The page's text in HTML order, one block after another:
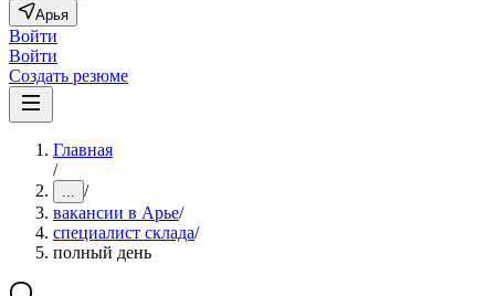
Арья
Войти
Войти
Создать резюме
Главная
/
... /
вакансии в Арье/
специалист склада/
полный день